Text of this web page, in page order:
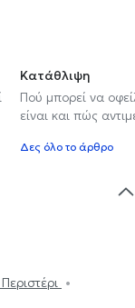
Κατάθλιψη
Πού μπορεί να
είναι και πώς
Δες όλο το άρθρο